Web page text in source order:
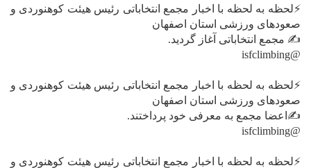
⚡️لحظه به لحظه با اخبار مجمع انتخاباتی رئیس هیئت کوهنوردی و
صعودهای ورزشی استان اصفهان
✍ مجمع انتخاباتی آغاز گردید.
@isfclimbing
⚡️لحظه به لحظه با اخبار مجمع انتخاباتی رئیس هیئت کوهنوردی و
صعودهای ورزشی استان اصفهان
✍اعضا مجمع به معرفی خود پرداختند.
@isfclimbing
⚡️لحظه به لحظه با اخبار مجمع انتخاباتی رئیس هیئت کوهنوردی و